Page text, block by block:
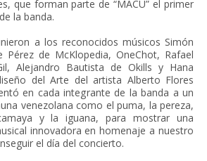
que forman parte de “MACU” el primer
la banda.
a los reconocidos músicos Simón
Pérez de McKlopedia, OneChot, Rafael
Alejandro Bautista de Okills y Hana
del Arte del artista Alberto Flores
en cada integrante de la banda a un
venezolana como el puma, la pereza,
y la iguana, para mostrar una
innovadora en homenaje a nuestro
el día del concierto.